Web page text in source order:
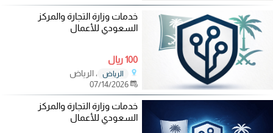
خدمات وزارة التجارة والمركز
السعودي للأعمال
100 ريال
الرياض
، الرياض
07/14/2026
خدمات وزارة التجارة والمركز
السعودي للأعمال